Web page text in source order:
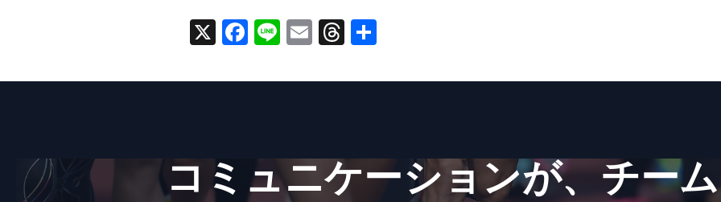
X
F
c
o
Li
e
E
ai
T
e
s
コミュニケーションが、​チー